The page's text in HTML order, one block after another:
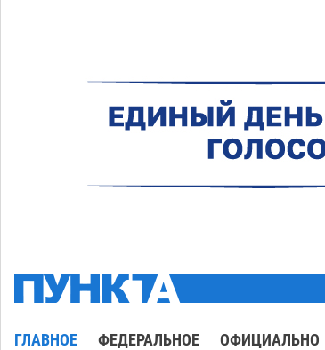
ГЛАВНОЕ ФЕДЕРАЛЬНОЕ ОФИЦИАЛЬНО